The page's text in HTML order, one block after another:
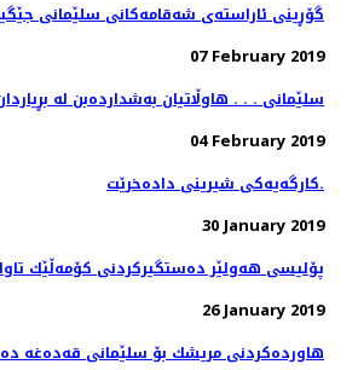
گۆڕینی ئاراسته‌ی شه‌قامه‌كانی سلێمانی
07 February 2019
سلێمانی . . . هاوڵاتیان به‌شدارده‌بن له‌
04 February 2019
کارگەیەکی شیرینی دادەخرێت.
30 January 2019
پۆلیسی هەولێر دەستگیركردنی كۆمەڵێك
26 January 2019
هاوردەكردنی مریشك بۆ سلێمانی قەدەغە